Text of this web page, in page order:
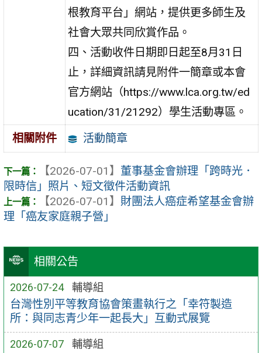
相關公告
2026-07-24 輔導組
台灣性別平等教育協會策畫執行之「幸符製造
所：與同志青少年一起長大」互動式展覽
2026-07-07 輔導組
根教育平台」網站，提供更多師生及
社會大眾共同欣賞作品。
四、活動收件日期即日起至8月31日
止，詳細資訊請見附件一簡章或本會
官方網站（https://www.lca.org.tw/ed
ucation/31/21292）學生活動專區。
相關附件
活動簡章
【2026-07-01】 董事基金會辦理「跨時光．
限時信」照片、短文徵件活動資訊
【2026-07-01】 財團法人癌症希望基金會辦
理「癌友家庭親子營」